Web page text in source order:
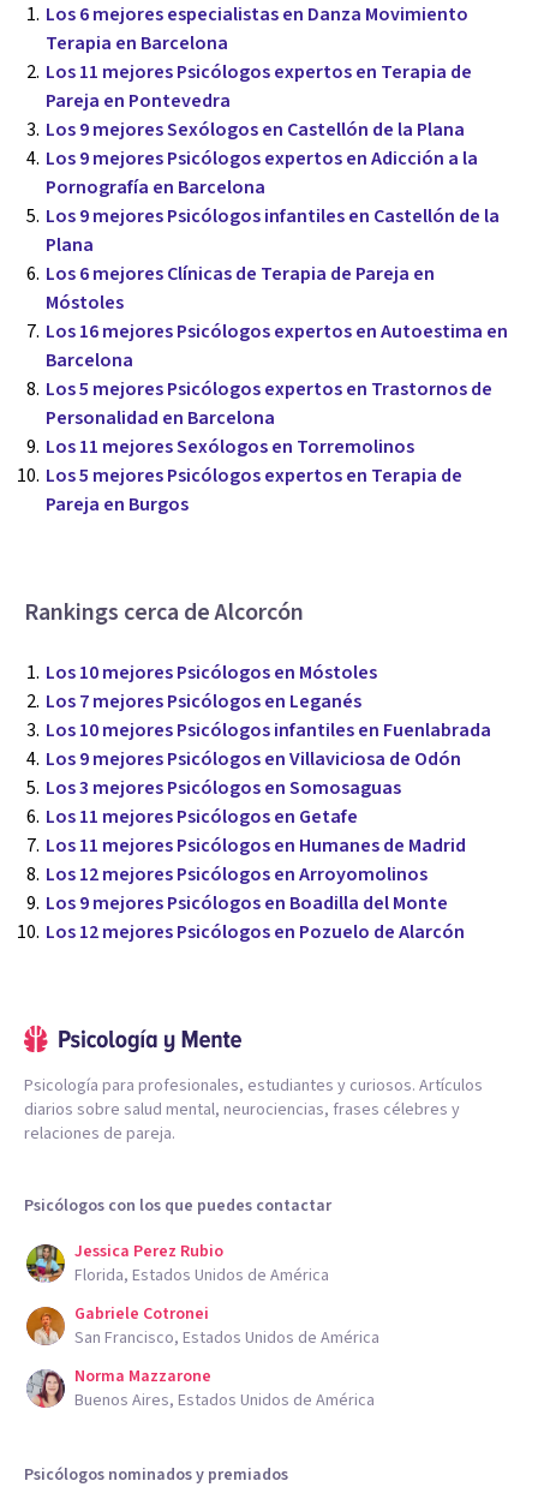
Los 6 mejores especialistas en Danza Movimiento
Terapia en Barcelona
Los 11 mejores Psicólogos expertos en Terapia de
Pareja en Pontevedra
Los 9 mejores Sexólogos en Castellón de la Plana
Los 9 mejores Psicólogos expertos en Adicción a la
Pornografía en Barcelona
Los 9 mejores Psicólogos infantiles en Castellón de la
Plana
Los 6 mejores Clínicas de Terapia de Pareja en
Móstoles
Los 16 mejores Psicólogos expertos en Autoestima en
Barcelona
Los 5 mejores Psicólogos expertos en Trastornos de
Personalidad en Barcelona
Los 11 mejores Sexólogos en Torremolinos
Los 5 mejores Psicólogos expertos en Terapia de
Pareja en Burgos
Rankings cerca de Alcorcón
Los 10 mejores Psicólogos en Móstoles
Los 7 mejores Psicólogos en Leganés
Los 10 mejores Psicólogos infantiles en Fuenlabrada
Los 9 mejores Psicólogos en Villaviciosa de Odón
Los 3 mejores Psicólogos en Somosaguas
Los 11 mejores Psicólogos en Getafe
Los 11 mejores Psicólogos en Humanes de Madrid
Los 12 mejores Psicólogos en Arroyomolinos
Los 9 mejores Psicólogos en Boadilla del Monte
Los 12 mejores Psicólogos en Pozuelo de Alarcón
Psicología para profesionales, estudiantes y curiosos. Artículos
diarios sobre salud mental, neurociencias, frases célebres y
relaciones de pareja.
Psicólogos con los que puedes contactar
Jessica Perez Rubio
Florida, Estados Unidos de América
Gabriele Cotronei
San Francisco, Estados Unidos de América
Norma Mazzarone
Buenos Aires, Estados Unidos de América
Psicólogos nominados y premiados